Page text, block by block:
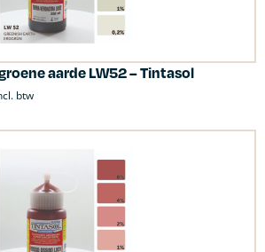
aarde LW52 – Tintasol
btw